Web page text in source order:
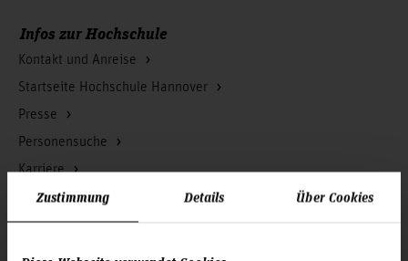
Zustimmung Details Über Cookies
Infos zur Hochschule
Kontakt und Anreise
Startseite Hochschule Hannover
Presse
Personensuche
Karriere
Service & Organisation